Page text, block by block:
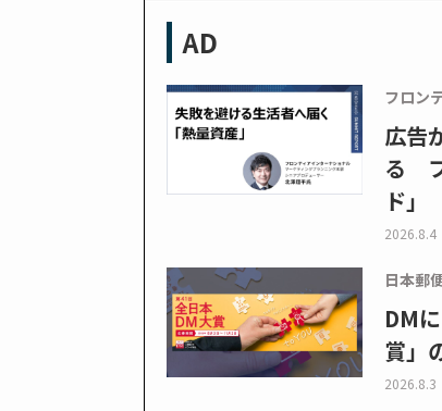
AD
フロン
広告
る
ド」
2026.8.4
日本郵
DM
賞」
2026.8.3